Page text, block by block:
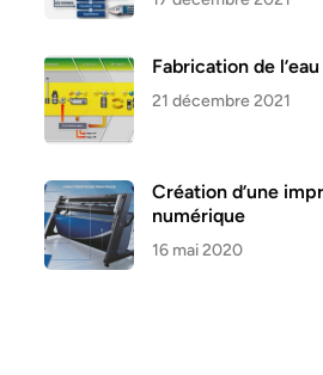
Fabrication de
21 décembre 2021
Création d’une
numérique
16 mai 2020